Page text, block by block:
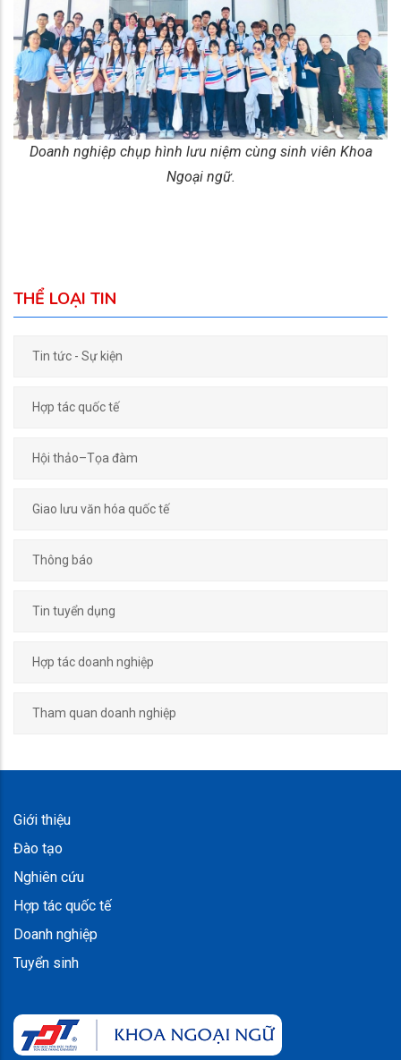
Doanh nghiệp chụp hình lưu niệm cùng sinh viên Khoa
Ngoại ngữ.
THỂ LOẠI TIN
Tin tức - Sự kiện
Hợp tác quốc tế
Hội thảo–Tọa đàm
Giao lưu văn hóa quốc tế
Thông báo
Tin tuyển dụng
Hợp tác doanh nghiệp
Tham quan doanh nghiệp
Giới thiệu
Đào tạo
Nghiên cứu
Hợp tác quốc tế
Doanh nghiệp
Tuyển sinh